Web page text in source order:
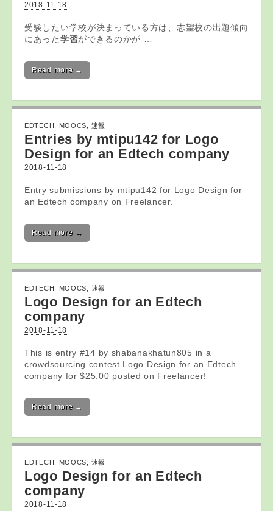
2018-11-18
受験したい学校が決まっている方は、志望校の出題傾向
にあった学習ができるのかが …
Read more →
EDTECH MOOCS 速報
Entries by mtipu142 for Logo
Design for an Edtech company
2018-11-18
Entry submissions by mtipu142 for Logo Design for
an Edtech company on Freelancer.
Read more →
EDTECH MOOCS 速報
Logo Design for an Edtech
company
2018-11-18
This is entry #14 by shabanakhatun805 in a
crowdsourcing contest Logo Design for an Edtech
company for $25.00 posted on Freelancer!
Read more →
EDTECH MOOCS 速報
Logo Design for an Edtech
company
2018-11-18